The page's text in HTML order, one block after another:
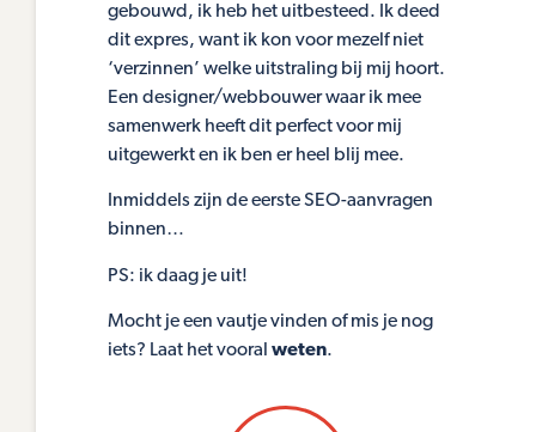
gebouwd, ik heb het uitbesteed. Ik deed
dit expres, want ik kon voor mezelf niet
‘verzinnen’ welke uitstraling bij mij hoort.
Een designer/webbouwer waar ik mee
samenwerk heeft dit perfect voor mij
uitgewerkt en ik ben er heel blij mee.
Inmiddels zijn de eerste SEO-aanvragen
binnen…
PS: ik daag je uit!
Mocht je een vautje vinden of mis je nog
iets? Laat het vooral weten.